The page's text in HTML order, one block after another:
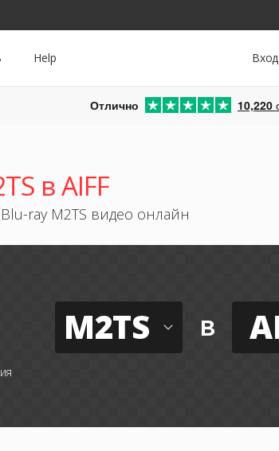
Вход
Help
Отлично 10,220
в AIFF
ray M2TS видео онлайн
M2TS в